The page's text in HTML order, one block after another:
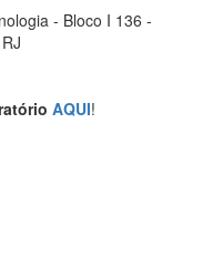
- Bloco I 136 -
AQUI!